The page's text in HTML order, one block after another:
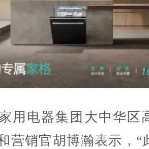
电器集团大中华区
营销官胡博瀚表示，“